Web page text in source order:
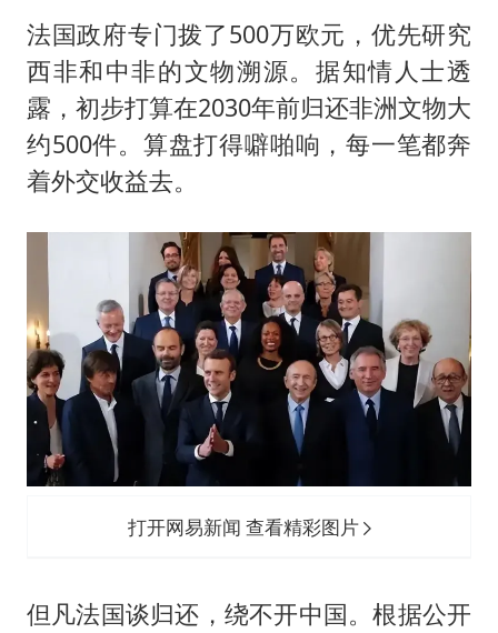
法国政府专门拨了500万欧元，优先研究
西非和中非的文物溯源。据知情人士透
露，初步打算在2030年前归还非洲文物大
约500件。算盘打得噼啪响，每一笔都奔
着外交收益去。
打开网易新闻 查看精彩图片
但凡法国谈归还，绕不开中国。根据公开